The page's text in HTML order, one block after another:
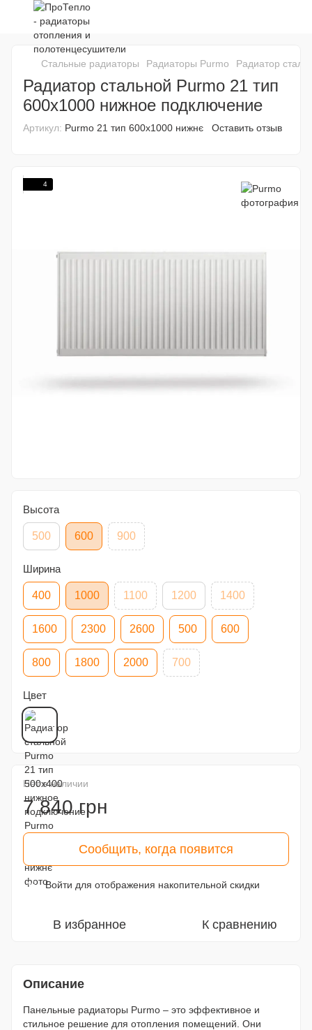
Стальные радиаторы Радиаторы Purmo Радиатор
Радиатор стальной Purmo 21 тип
600x1000 нижное подключение
Артикул: Purmo 21 тип 600x1000 нижнє Оставить отзыв
4
Высота
500 600 900
Ширина
400 1000 1100 1200 1400
1600 2300 2600 500 600
800 1800 2000 700
Цвет
Нет в наличии
7 840 грн
Сообщить, когда появится
% Войти для отображения накопительной скидки
В избранное К сравнению
Описание
Панельные радиаторы Purmo – это эффективное и
стильное решение для отопления помещений. Они